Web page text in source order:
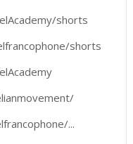
shorts
shorts
...